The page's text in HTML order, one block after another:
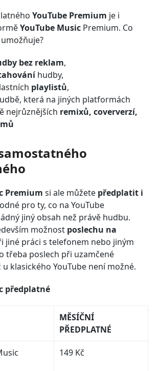
YouTube Premium je i
YouTube Music Premium. Co
bez reklam,
hudby,
playlistů,
která na jiných platformách
nejrůznějších remixů, coververzí,
Premium si ale můžete předplatit i
pro ty, co na YouTube
jiný obsah než právě hudbu.
možnost poslechu na
jiné práci s telefonem nebo jiným
třeba poslech při uzamčené
u klasického YouTube není možné.
předplatné
MĚSÍČNÍ
PŘEDPLATNÉ
149 Kč